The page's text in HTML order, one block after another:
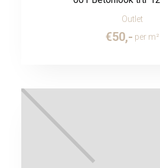
Outlet
€50,- per m²